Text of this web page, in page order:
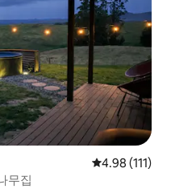
평점 4.98점(5
4.98 (111)
무집